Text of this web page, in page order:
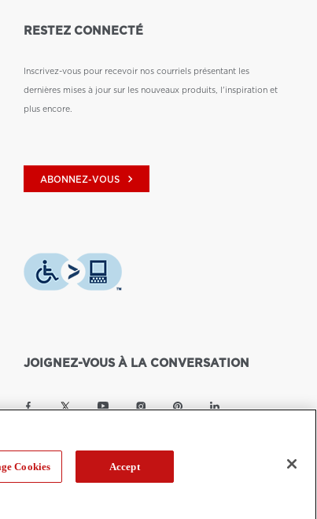
RESTEZ CONNECTÉ
Inscrivez-vous pour recevoir nos courriels présentant les
dernières mises à jour sur les nouveaux produits, l'inspiration et
plus encore.
ABONNEZ-VOUS keyboard_arrow_right
JOIGNEZ-VOUS À LA CONVERSATION
Cookies Accept